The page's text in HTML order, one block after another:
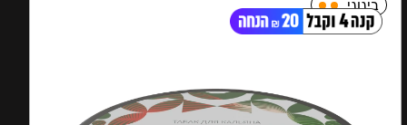
בינוני